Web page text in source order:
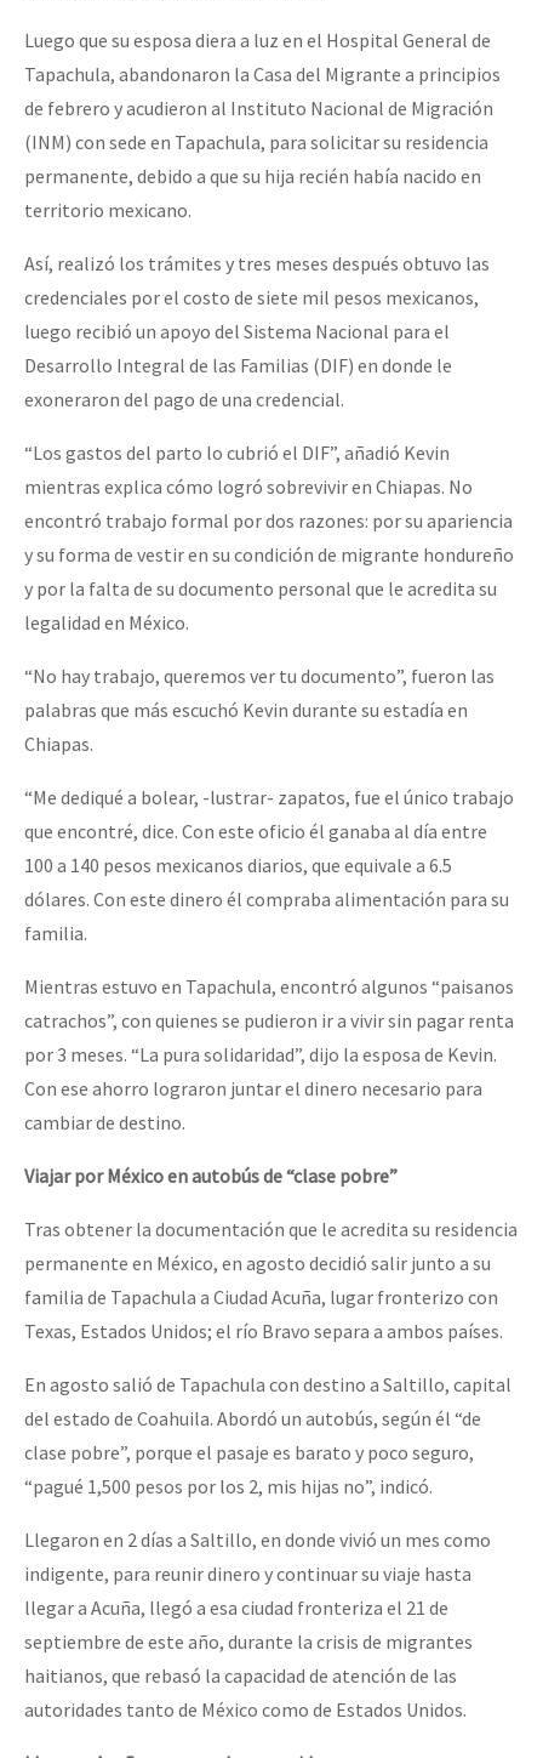
Luego que su esposa diera a luz en el Hospital General de
Tapachula, abandonaron la Casa del Migrante a principios
de febrero y acudieron al Instituto Nacional de Migración
(INM) con sede en Tapachula, para solicitar su residencia
permanente, debido a que su hija recién había nacido en
territorio mexicano.
Así, realizó los trámites y tres meses después obtuvo las
credenciales por el costo de siete mil pesos mexicanos,
luego recibió un apoyo del Sistema Nacional para el
Desarrollo Integral de las Familias (DIF) en donde le
exoneraron del pago de una credencial.
“Los gastos del parto lo cubrió el DIF”, añadió Kevin
mientras explica cómo logró sobrevivir en Chiapas. No
encontró trabajo formal por dos razones: por su apariencia
y su forma de vestir en su condición de migrante hondureño
y por la falta de su documento personal que le acredita su
legalidad en México.
“No hay trabajo, queremos ver tu documento”, fueron las
palabras que más escuchó Kevin durante su estadía en
Chiapas.
“Me dediqué a bolear, -lustrar- zapatos, fue el único trabajo
que encontré, dice. Con este oficio él ganaba al día entre
100 a 140 pesos mexicanos diarios, que equivale a 6.5
dólares. Con este dinero él compraba alimentación para su
familia.
Mientras estuvo en Tapachula, encontró algunos “paisanos
catrachos”, con quienes se pudieron ir a vivir sin pagar renta
por 3 meses. “La pura solidaridad”, dijo la esposa de Kevin.
Con ese ahorro lograron juntar el dinero necesario para
cambiar de destino.
Viajar por México en autobús de “clase pobre”
Tras obtener la documentación que le acredita su residencia
permanente en México, en agosto decidió salir junto a su
familia de Tapachula a Ciudad Acuña, lugar fronterizo con
Texas, Estados Unidos; el río Bravo separa a ambos países.
En agosto salió de Tapachula con destino a Saltillo, capital
del estado de Coahuila. Abordó un autobús, según él “de
clase pobre”, porque el pasaje es barato y poco seguro,
“pagué 1,500 pesos por los 2, mis hijas no”, indicó.
Llegaron en 2 días a Saltillo, en donde vivió un mes como
indigente, para reunir dinero y continuar su viaje hasta
llegar a Acuña, llegó a esa ciudad fronteriza el 21 de
septiembre de este año, durante la crisis de migrantes
haitianos, que rebasó la capacidad de atención de las
autoridades tanto de México como de Estados Unidos.